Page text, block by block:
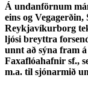
Á undanförnum
eins og
Reykjavíkurborg
ljósi breyttra
unnt að sýna fram
Faxaflóahafnir sf.,
m.a. til sjónarmið